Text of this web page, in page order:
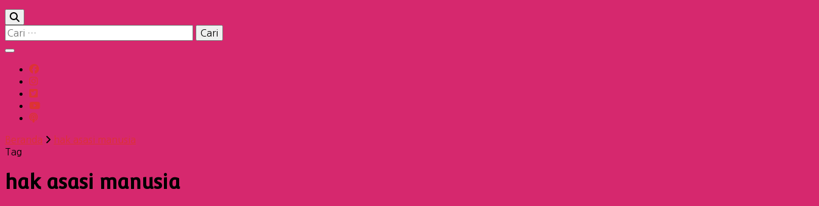
Cari
untuk:
Beranda
hak asasi manusia
Tag
hak asasi manusia